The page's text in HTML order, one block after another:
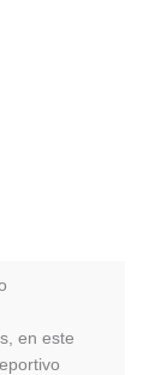
en este